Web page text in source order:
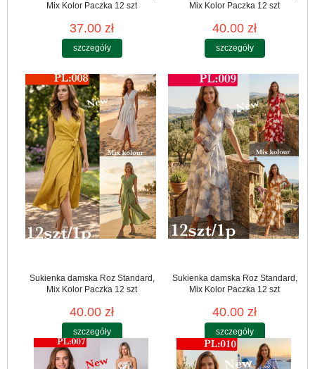
Mix Kolor Paczka 12 szt
37.00 zł
szczegóły
Mix Kolor Paczka 12 szt
40.00 zł
szczegóły
Sukienka damska Roz Standard,
Mix Kolor Paczka 12 szt
40.00 zł
szczegóły
Sukienka damska Roz Standard,
Mix Kolor Paczka 12 szt
40.00 zł
szczegóły